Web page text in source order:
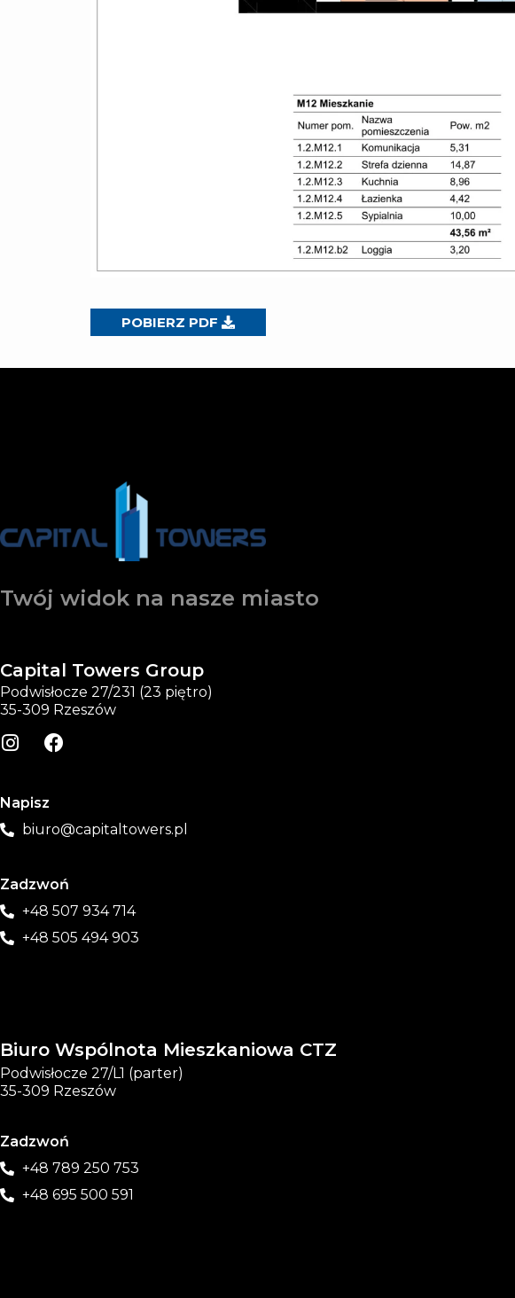
POBIERZ PDF
Twój widok na nasze miasto
Capital Towers Group
Podwisłocze 27/231 (23 piętro)
35-309 Rzeszów
Napisz
biuro@capitaltowers.pl
Zadzwoń
+48 507 934 714
+48 505 494 903
Biuro Wspólnota Mieszkaniowa CTZ
Podwisłocze 27/L1 (parter)
35-309 Rzeszów
Zadzwoń
+48 789 250 753
+48 695 500 591